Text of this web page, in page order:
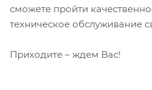
сможете пройти
техническое обслуживание
Приходите – ждем Вас!